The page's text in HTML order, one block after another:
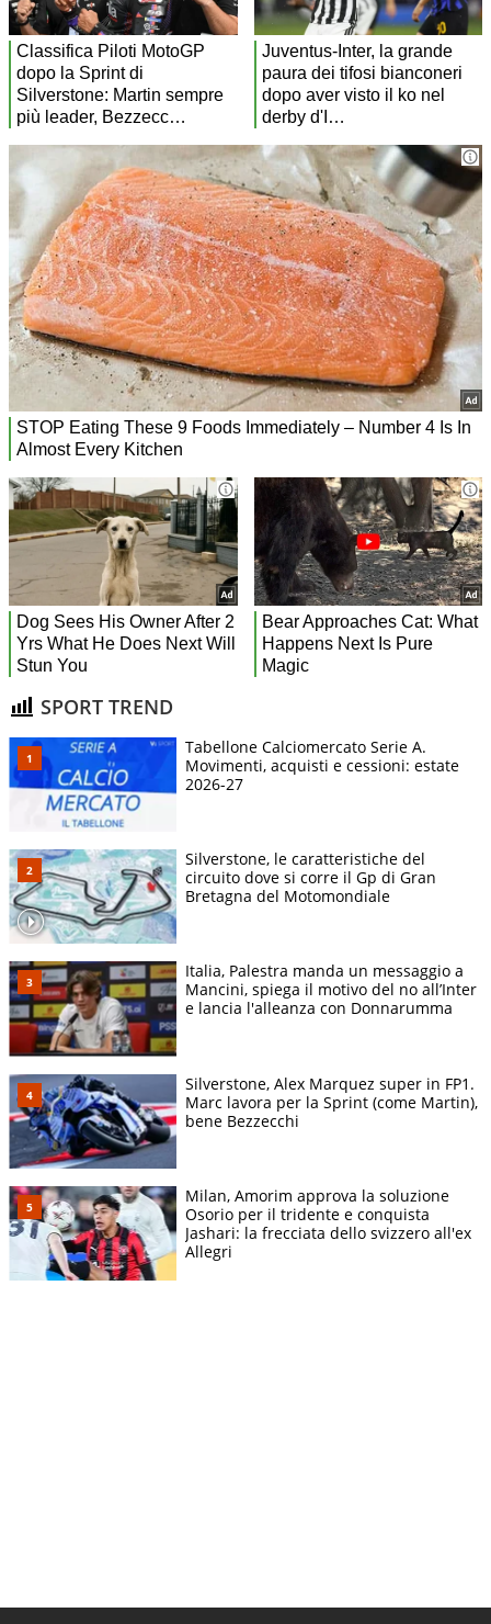
SPORT TREND
Tabellone Calciomercato Serie A.
Movimenti, acquisti e cessioni: estate
2026-27
Silverstone, le caratteristiche del
circuito dove si corre il Gp di Gran
Bretagna del Motomondiale
Italia, Palestra manda un messaggio a
Mancini, spiega il motivo del no all’Inter
e lancia l'alleanza con Donnarumma
Silverstone, Alex Marquez super in FP1.
Marc lavora per la Sprint (come Martin),
bene Bezzecchi
Milan, Amorim approva la soluzione
Osorio per il tridente e conquista
Jashari: la frecciata dello svizzero all'ex
Allegri